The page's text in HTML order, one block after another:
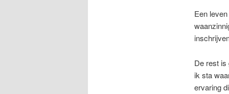
Een
De rest is
ik sta
ervaring